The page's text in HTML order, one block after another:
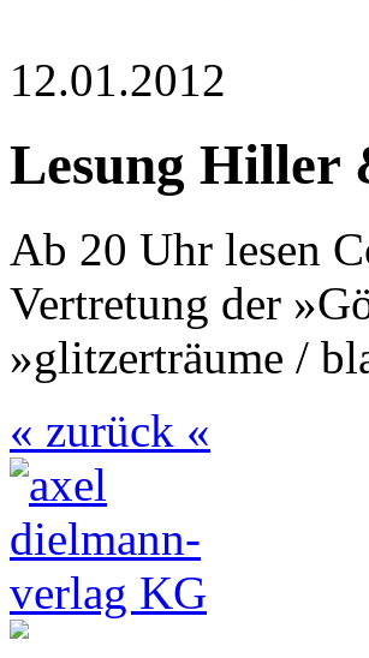
12.01.2012
Lesung Hiller
Ab 20 Uhr lesen
Vertretung der
»glitzerträume /
« zurück «